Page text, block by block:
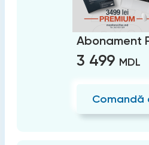
Abonament
3 499 MDL
Comandă